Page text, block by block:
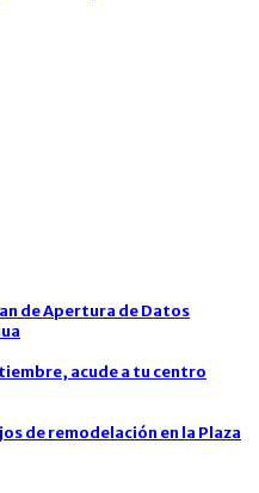
de Apertura de Datos
acude a tu centro
de remodelación en la Plaza